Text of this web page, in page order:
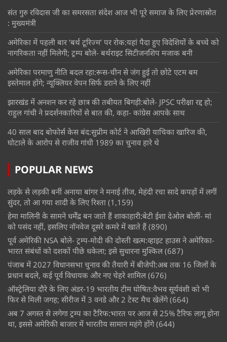
संत गुरु रविदास जी का समरसता संदेश आज भी पूरे समाज के लिए प्रेरणास्रोत
: मुख्यमंत्री
अमेरिका में पहली बार ‘बर्थ टूरिज्म’ पर रोक:यहां पैदा हुए विदेशियों के बच्चे को
नागरिकता नहीं मिलेगी; ट्रम्प बोले- बर्थराइट सिटीजनशिप मजाक बनी
अमेरिका परमाणु नीति बदल रहा:रूस-चीन से जंग हुई तो छोटे एटम बम
इस्तेमाल होंगे; न्यूक्लियर वेपन सिर्फ डराने के लिए नहीं
झारखंड में अनशन कर रहे छात्र की तबीयत बिगड़ी:बोले- JPSC परीक्षा रद्द हो;
राहुल गांधी ने प्रदर्शनकारियों से बात की, कहा- कांग्रेस आपके साथ
40 साल बाद बोफोर्स केस बंद:सुप्रीम कोर्ट ने आखिरी याचिका खारिज की,
घोटाले के आरोप से राजीव गांधी 1989 का चुनाव हारे थे
POPULAR NEWS
लड़के से लड़की बनीं अनाया बांगर ने मनाई तीज, मेहंदी रचा सादे कपड़ों में लगीं
सुंदर, तो आ गया शादी के लिए रिश्ता (1,159)
हेमा मालिनी के सामने धर्मेंद्र बन जाते हैं शाकाहारी:बेटी ईशा देओल बोलीं- मां
को पसंद नहीं, इसलिए नॉनवेज दूसरे कमरे में खाते हैं (890)
पूर्व अमेरिकी NSA बोले- ट्रम्प-मोदी की दोस्ती खत्म:व्हाइट हाउस ने अमेरिका-
भारत संबंधों को दशकों पीछे धकेला; इसे सुधारना मुश्किल (687)
पंजाब में 2027 विधानसभा चुनाव की तैयारी में बीजेपी:अब तक 16 जिलों के
प्रधान बदले, कई पूर्व विधायक और नए चेहरे शामिल (676)
ऑस्ट्रेलिया दौरे के लिए अंडर-19 भारतीय टीम घोषित:वैभव सूर्यवंशी को भी
फिर से मिली जगह; सीरीज में 3 वनडे और 2 टेस्ट मैच खेलेंगे (664)
अब 7 अगस्त से लगेगा ट्रम्प का टैरिफ:भारत पर आज से 25% टैरिफ लागू होना
था, इससे अमेरिकी बाजार में भारतीय सामान महंगे होंगे (644)